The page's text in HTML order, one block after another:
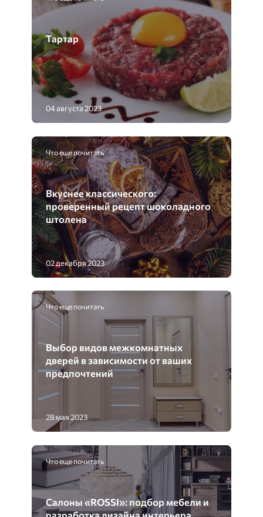
Тартар
04 августа 2023
Что еще почитать
Вкуснее классического:
проверенный рецепт шоколадного
штолена
02 декабря 2023
Что еще почитать
Выбор видов межкомнатных
дверей в зависимости от ваших
предпочтений
28 мая 2023
Что еще почитать
Салоны «ROSSI»: подбор мебели и
разработка дизайна интерьера